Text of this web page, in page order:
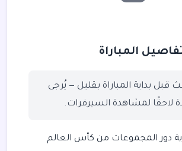
المباراة
قبل بداية المباراة بقليل — يُرجى
لاحقًا لمشاهدة السيرفرات.
دور المجموعات من كأس العالم